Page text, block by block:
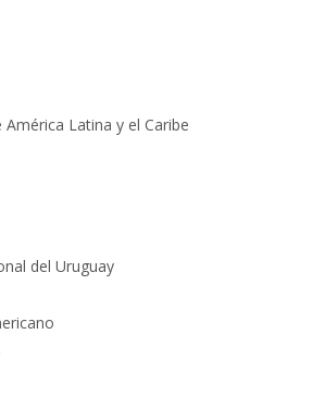
Latina y el Caribe
del Uruguay